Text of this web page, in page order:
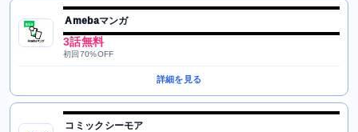
Amebaマンガ
3話無料
初回70%OFF
詳細を見る
コミックシーモア